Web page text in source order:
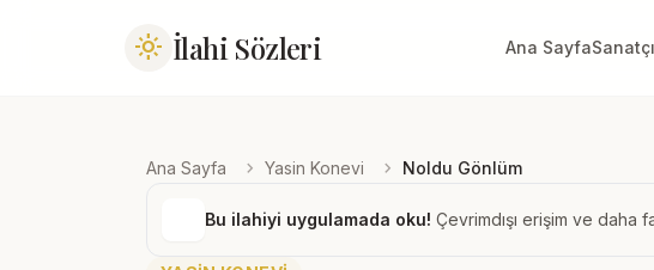
light_mode İlahi Sözleri Ana Sayfa
Ana Sayfa chevron_right Yasin Konevi chevron_right Noldu Gönlüm
Bu ilahiyi uygulamada oku! Çevrimdışı erişim ve daha